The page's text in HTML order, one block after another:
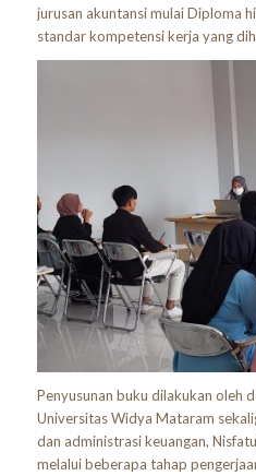
jurusan akuntansi mulai Diploma
standar kompetensi kerja yang
Penyusunan buku dilakukan oleh
Universitas Widya Mataram
dan administrasi keuangan,
melalui beberapa tahap